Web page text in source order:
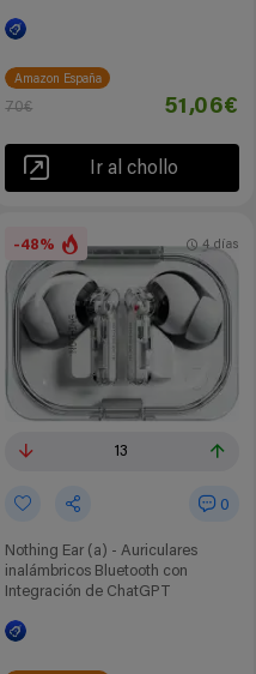
Amazon España
70€ 51,06€
Ir al chollo
-48%
13
0
Nothing Ear (a) - Auriculares
inalámbricos Bluetooth con
Integración de ChatGPT
4 días